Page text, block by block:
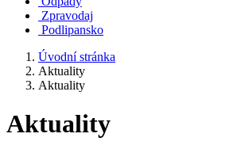
Zpravodaj
Podlipansko
Úvodní stránka
Aktuality
Aktuality
Aktuality